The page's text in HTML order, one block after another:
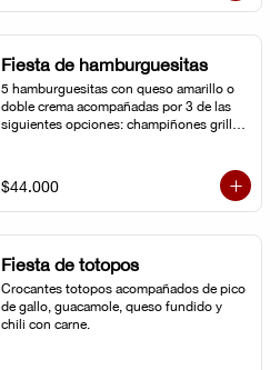
Fiesta de hamburguesitas
5 hamburguesitas con queso amarillo o
doble crema acompañadas por 3 de las
siguientes opciones: champiñones grillé,
pimienta negra.
$44.000
Fiesta de totopos
Crocantes totopos acompañados de pico
de gallo, guacamole, queso fundido y
chili con carne.